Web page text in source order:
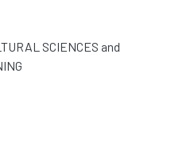
SCIENCES and